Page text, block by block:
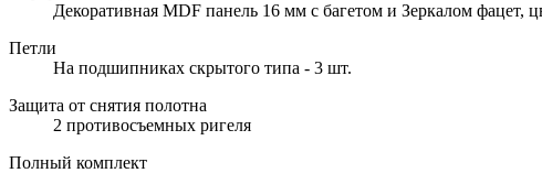
Декоративная MDF панель 16 мм с багетом и Зеркалом фацет,
Петли
На подшипниках скрытого типа - 3 шт.
Защита от снятия полотна
2 противосъемных ригеля
Полный комплект